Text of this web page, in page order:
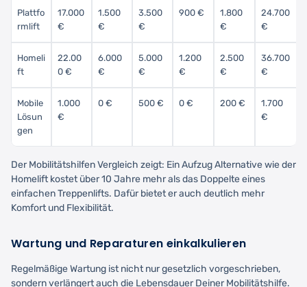
Plattfo
rmlift
17.000
€
1.500
€
3.500
€
900 €
1.800
€
24.700
€
Homeli
ft
22.00
0 €
6.000
€
5.000
€
1.200
€
2.500
€
36.700
€
Mobile
Lösun
gen
1.000
€
0 € 500 € 0 € 200 €
1.700
€
Der Mobilitätshilfen Vergleich zeigt: Ein Aufzug Alternative wie der
Homelift kostet über 10 Jahre mehr als das Doppelte eines
einfachen Treppenlifts. Dafür bietet er auch deutlich mehr
Komfort und Flexibilität.
Wartung und Reparaturen einkalkulieren
Regelmäßige Wartung ist nicht nur gesetzlich vorgeschrieben,
sondern verlängert auch die Lebensdauer Deiner Mobilitätshilfe.